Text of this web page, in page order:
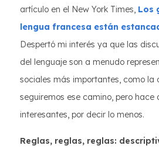
artículo en el New York Times, Los
lengua francesa están
Despertó mi interés ya que las
del lenguaje son a menudo
sociales más importantes, como la
seguiremos ese camino, pero hace
interesantes, por decir lo menos.
Reglas, reglas, reglas: